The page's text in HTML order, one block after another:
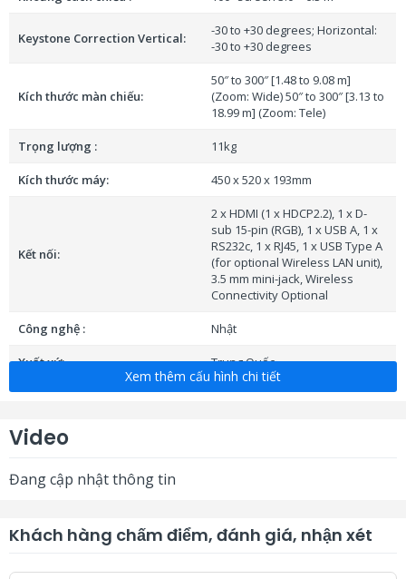
Keystone Correction Vertical:
-30 to +30 degrees; Horizontal:
-30 to +30 degrees
Kích thước màn chiếu:
50″ to 300″ [1.48 to 9.08 m]
(Zoom: Wide) 50″ to 300″ [3.13 to
18.99 m] (Zoom: Tele)
Trọng lượng : 11kg
Kích thước máy: 450 x 520 x 193mm
Kết nối:
2 x HDMI (1 x HDCP2.2), 1 x D-
sub 15-pin (RGB), 1 x USB A, 1 x
RS232c, 1 x RJ45, 1 x USB Type A
(for optional Wireless LAN unit),
3.5 mm mini-jack, Wireless
Connectivity Optional
Công nghệ : Nhật
Xuất xứ: Trung Quốc
2 năm cho thân máy, 12 tháng
Xem thêm cấu hình chi tiết
Video
Đang cập nhật thông tin
Khách hàng chấm điểm, đánh giá, nhận xét